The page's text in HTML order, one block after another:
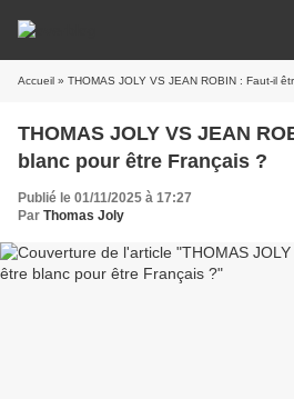
Accueil » THOMAS JOLY VS JEAN ROBIN : Faut-il
THOMAS JOLY VS JEAN
blanc pour être Français ?
Publié le 01/11/2025 à 17:27
Par Thomas Joly